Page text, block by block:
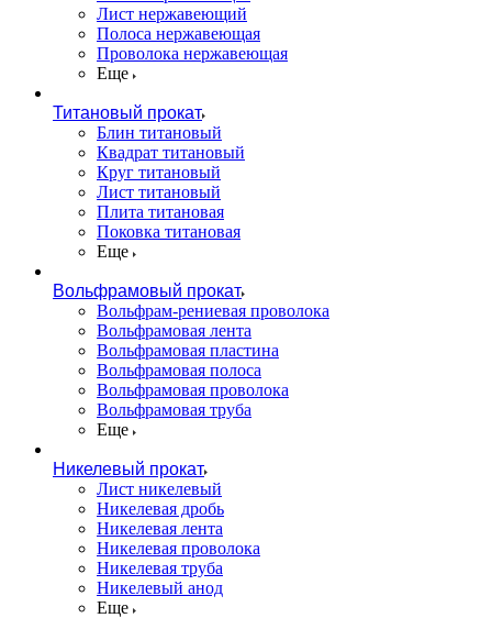
Лист нержавеющий
Полоса нержавеющая
Проволока нержавеющая
Еще
Титановый прокат
Блин титановый
Квадрат титановый
Круг титановый
Лист титановый
Плита титановая
Поковка титановая
Еще
Вольфрамовый прокат
Вольфрам-рениевая проволока
Вольфрамовая лента
Вольфрамовая пластина
Вольфрамовая полоса
Вольфрамовая проволока
Вольфрамовая труба
Еще
Никелевый прокат
Лист никелевый
Никелевая дробь
Никелевая лента
Никелевая проволока
Никелевая труба
Никелевый анод
Еще